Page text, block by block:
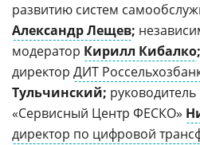
развитию систем
Александр Лещев;
модератор Кирилл Кибалко;
директор ДИТ
Тульчинский;
«Сервисный Центр ФЕСКО»
директор по цифровой